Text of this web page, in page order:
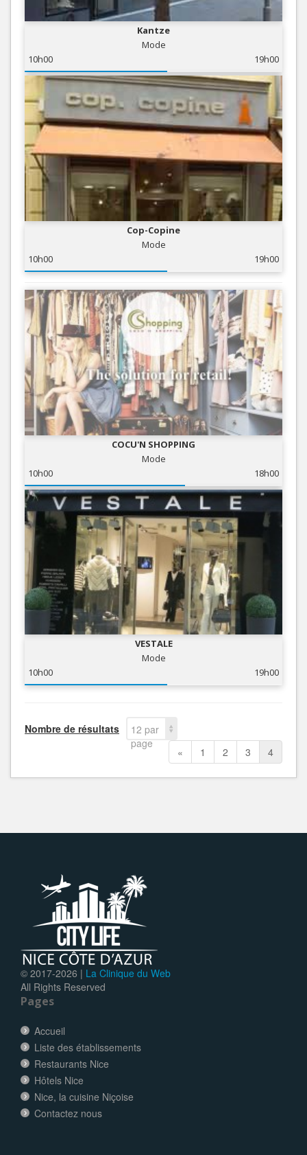
Kantze
Mode
10h00
19h00
Cop-Copine
Mode
10h00
19h00
COCU'N SHOPPING
Mode
10h00
18h00
VESTALE
Mode
10h00
19h00
Nombre de résultats
12 par
page
« 1 2 3 4
© 2017-2026 | La Clinique du Web
All Rights Reserved
Pages
Accueil
Liste des établissements
Restaurants Nice
Hôtels Nice
Nice, la cuisine Niçoise
Contactez nous